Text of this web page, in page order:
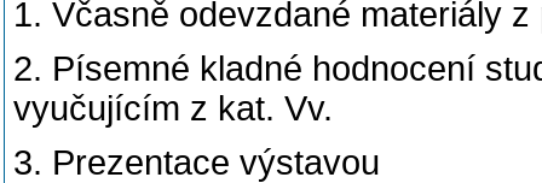
1. Včasně odevzdané materiály z
2. Písemné kladné hodnocení
vyučujícím z kat. Vv.
3. Prezentace výstavou